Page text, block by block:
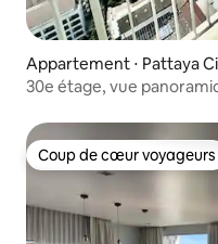
Appartement ⋅ Pattaya
30e étage, vue
Coup de cœur voyageurs
Coup de cœur voyageurs